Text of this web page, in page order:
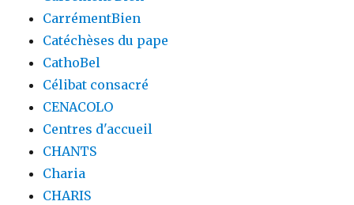
CarrémentBien
Catéchèses du pape
CathoBel
Célibat consacré
CENACOLO
Centres d'accueil
CHANTS
Charia
CHARIS